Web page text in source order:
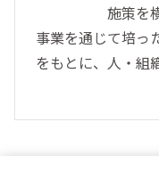
施策を
事業を通じて培っ
をもとに、人・組